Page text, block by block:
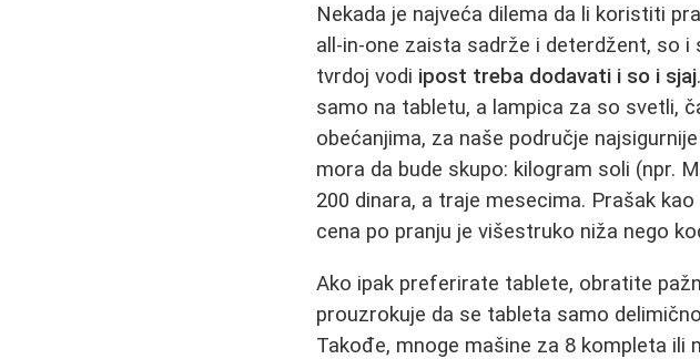
Nekada je najveća dilema da li koristiti
all‑in‑one zaista sadrže i deterdžent, so
tvrdoj vodi ipost treba dodavati i so i sjaj
samo na tabletu, a lampica za so svetli,
obećanjima, za naše područje najsigurnije
mora da bude skupo: kilogram soli (npr.
200 dinara, a traje mesecima. Prašak
cena po pranju je višestruko niža nego
Ako ipak preferirate tablete, obratite
prouzrokuje da se tableta samo
Takođe, mnoge mašine za 8 kompleta